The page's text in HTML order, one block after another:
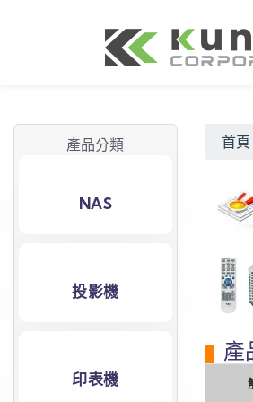
產品分類
NAS
投影機
印表機
首頁
產